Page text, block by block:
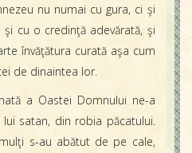
nu numai cu gura, ci şi
cu o credinţă adevărată, şi
învăţătura curată aşa cum
de dinaintea lor.
a Oastei Domnului ne-a
satan, din robia păcatului.
s-au abătut de pe cale,